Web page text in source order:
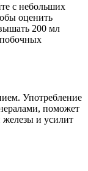
с небольших
оценить
200 мл
Употребление
поможет
железы и усилит